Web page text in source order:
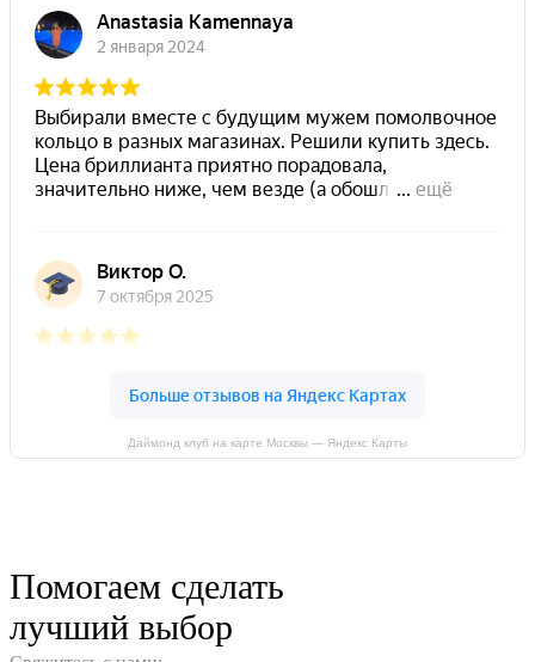
Даймонд клуб на карте Москвы — Яндекс Карты
Помогаем сделать
лучший выбор